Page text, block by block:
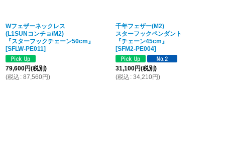
Wフェザーネックレス
(L1SUNコンチョ/M2)
『スターフックチェーン50cm』
[SFLW-PE011]
79,600円(税別)
(税込 : 87,560円)
千年フェザー(M2)
スターフックペンダント
『チェーン45cm』
[SFM2-PE004]
31,100円(税別)
(税込 : 34,210円)